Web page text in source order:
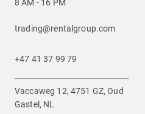
8 AM - 16 PM
trading@rentalgroup.com
+47 41 37 99 79
Vaccaweg 12, 4751 GZ, Oud
Gastel, NL